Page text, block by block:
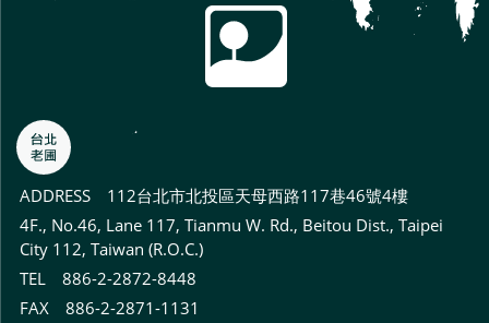
ADDRESS 112台北市北投區天母西路117巷46號4樓
4F., No.46, Lane 117, Tianmu W. Rd., Beitou Dist., Taipei
City 112, Taiwan (R.O.C.)
TEL 886-2-2872-8448
FAX 886-2-2871-1131